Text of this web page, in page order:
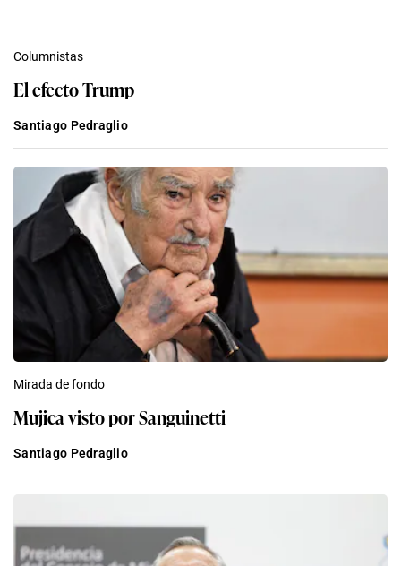
Columnistas
El efecto Trump
Santiago Pedraglio
Mirada de fondo
Mujica visto por Sanguinetti
Santiago Pedraglio